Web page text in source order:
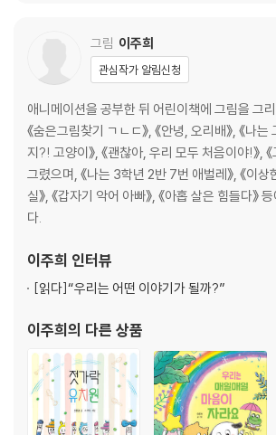
그림 이주희
관심작가 알림신청
애니메이션을 공부한 뒤 어린이책에 그림을 그
《숨은그림찾기 ㄱㄴㄷ》, 《안녕, 오리배》, 《나는
지?! 고양이》, 《괜찮아, 우리 모두 처음이야!》,
그렸으며, 《나는 3학년 2반 7번 애벌레》, 《이상
실》, 《갑자기 악어 아빠》, 《아홉 살은 힘들다》
다.
이주희 인터뷰
[읽다]“우리는 어떤 이야기가 될까?”
이주희의 다른 상품